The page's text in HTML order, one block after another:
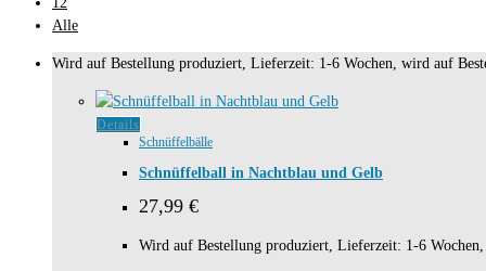
Alle
Wird auf Bestellung produziert, Lieferzeit: 1-6 Wochen, wird auf
Details
Schnüffelbälle
Schnüffelball in Nachtblau und Gelb
27,99 €
Wird auf Bestellung produziert, Lieferzeit: 1-6